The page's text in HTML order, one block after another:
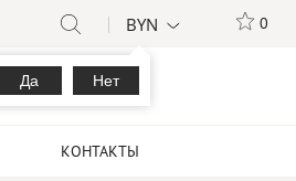
BYN
Да Нет
0
КОНТАКТЫ